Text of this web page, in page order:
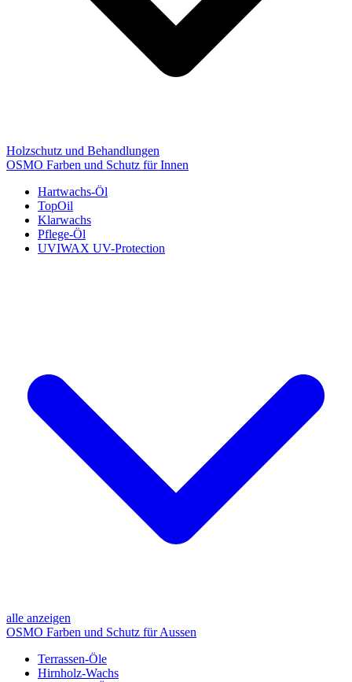
Holzschutz und Behandlungen
OSMO Farben und Schutz für Innen
Hartwachs-Öl
TopOil
Klarwachs
Pflege-Öl
UVIWAX UV-Protection
alle anzeigen
OSMO Farben und Schutz für Aussen
Terrassen-Öle
Hirnholz-Wachs